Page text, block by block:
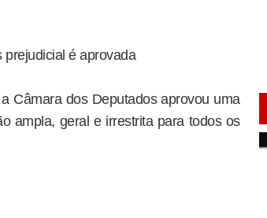
prejudicial é aprovada
Câmara dos Deputados aprovou uma
ampla, geral e irrestrita para todos os